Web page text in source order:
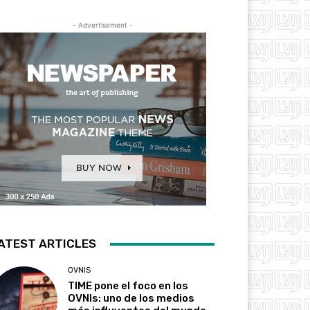
- Advertisement -
ARTICLES
OVNIS
TIME pone el foco en los
OVNIs: uno de los medios